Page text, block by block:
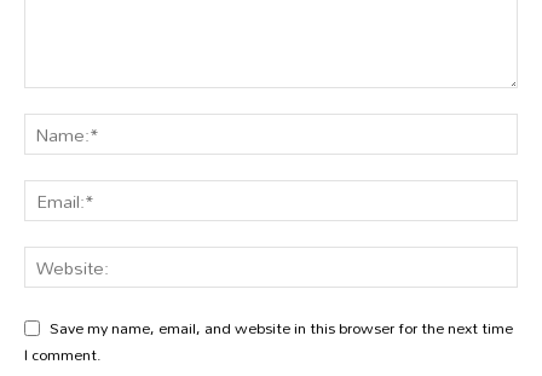
Save my name, email, and website in this browser for the next time
I comment.